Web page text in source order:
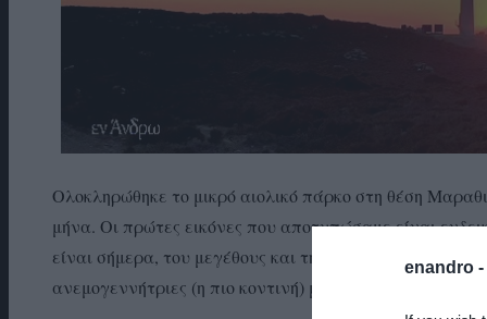
enandro -
Ολοκληρώθηκε το μικρό αιολικό πάρκο στη θέση
μήνα. Οι πρώτες εικόνες που αποτυπώσαμε είναι
είναι σήμερα, του μεγέθους και της αισθητικής των
ανεμογεννήτριες (η πιο κοντινή) με φόντα τον